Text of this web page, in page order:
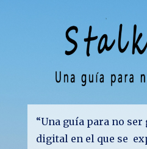
“Una guía para no
digital en el que se